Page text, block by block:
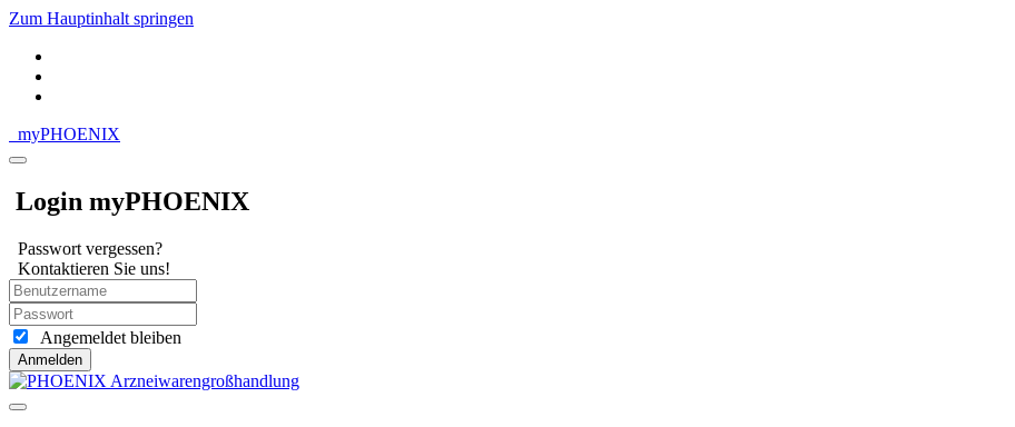
Zum Hauptinhalt springen
myPHOENIX
Login myPHOENIX
Passwort vergessen?
Kontaktieren Sie uns!
Angemeldet bleiben
Anmelden